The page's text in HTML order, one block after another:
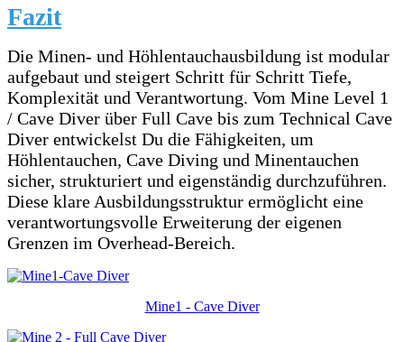
Fazit
Die Minen- und Höhlentauchausbildung ist modular
aufgebaut und steigert Schritt für Schritt Tiefe,
Komplexität und Verantwortung. Vom Mine Level 1
/ Cave Diver über Full Cave bis zum Technical Cave
Diver entwickelst Du die Fähigkeiten, um
Höhlentauchen, Cave Diving und Minentauchen
sicher, strukturiert und eigenständig durchzuführen.
Diese klare Ausbildungsstruktur ermöglicht eine
verantwortungsvolle Erweiterung der eigenen
Grenzen im Overhead-Bereich.
Mine1 - Cave Diver